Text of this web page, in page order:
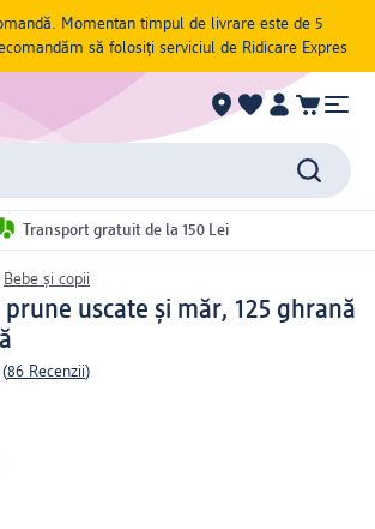
Momentan timpul de livrare este de 5
să folosiți serviciul de Ridicare Expres
Transport gratuit de la 150 Lei
Bebe și copii
uscate și măr, 125 ghrană
(86 Recenzii)